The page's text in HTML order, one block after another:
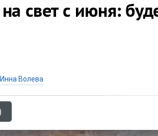
свет с июня:
Инна Волева